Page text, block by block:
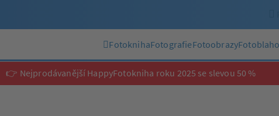
FotoknihaFotografieFotoobrazy
👉 Nejprodávanější HappyFotokniha roku 2025 se slevou 50 %